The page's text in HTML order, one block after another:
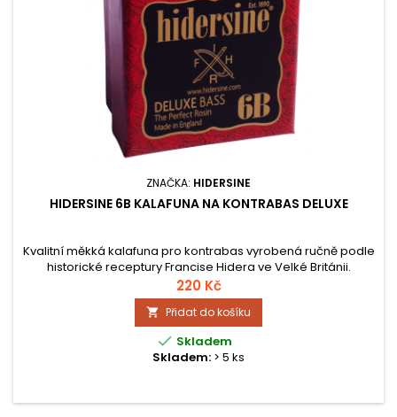
ZNAČKA: HIDERSINE
HIDERSINE 6B KALAFUNA NA KONTRABAS DELUXE
Kvalitní měkká kalafuna pro kontrabas vyrobená ručně podle
historické receptury Francise Hidera ve Velké Británii.
220 Kč
 Přidat do košíku
 Skladem
Skladem: > 5 ks